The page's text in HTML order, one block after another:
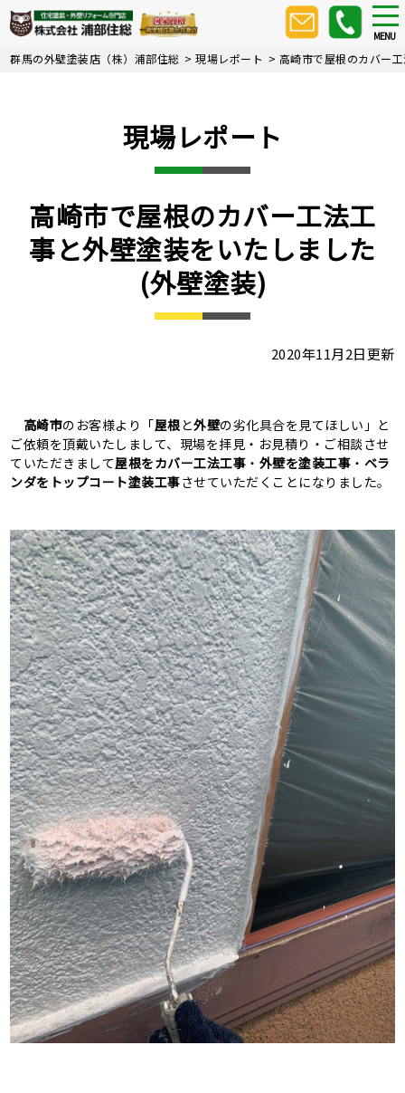
Skip
to
content
MENU
群馬の外壁塗装店（株）浦部住総 >現場レポート > 高崎市で屋根のカバー
現場レポート
高崎市で屋根のカバー工法工
事と外壁塗装をいたしました
(外壁塗装)
2020年11月2日更新
高崎市のお客様より「屋根と外壁の劣化具合を見てほしい」と
ご依頼を頂戴いたしまして、現場を拝見・お見積り・ご相談させ
ていただきまして屋根をカバー工法工事 ・ 外壁を塗装工事 ・ ベラ
ンダをトップコート塗装工事させていただくことになりました。